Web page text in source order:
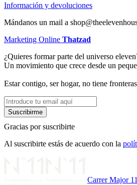
Información y devoluciones
Mándanos un mail a
Marketing Online Thatzad
¿Quieres formar parte del universo
Un movimiento que crece desde un
Estar contigo, ser hogar, no tiene
Gracias por suscribirte
Al suscribirte estás de acuerdo con la
Carrer Major